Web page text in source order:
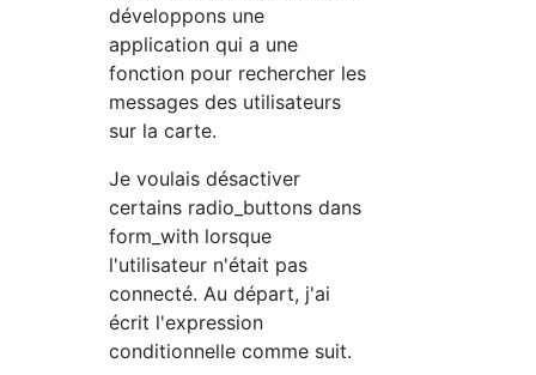
développons une
application qui a une
fonction pour rechercher les
messages des utilisateurs
sur la carte.
Je voulais désactiver
certains radio_buttons dans
form_with lorsque
l'utilisateur n'était pas
connecté. Au départ, j'ai
écrit l'expression
conditionnelle comme suit.